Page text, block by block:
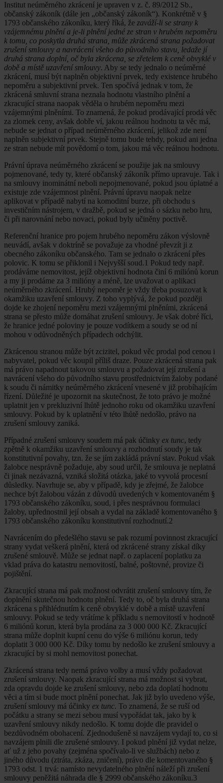
Institut neúměrného zkrácení je upraven v z. č. 89/2012 Sb.,
občanský zákoník (dále jen „občanský zákoník“). Konkrétně v §
1793 občanského zákoníku, který říká, že zaváží-li se strany k
vzájemnému plnění a je-li plnění jedné ze stran v hrubém nepoměru
k tomu, co poskytla druhá strana, může zkrácená strana požadovat
zrušení smlouvy a navrácení všeho do původního stavu, ledaže jí
druhá strana doplní, oč byla zkrácena, se zřetelem k ceně obvyklé v
době a místě uzavření smlouvy. Aby se tedy jednalo o neúměrné
zkrácení, musí být naplněn objektivní prvek, tedy existence hrubého
nepoměru a subjektivní prvek. Ten spočívá jednak v tom, že
zkrácená smluvní strana neznala hodnotu vlastního plnění a
zkracující strana naopak věděla o hrubém nepoměru mezi
vzájemnými plněními. To znamená, že pokud prodávající prodá věc
za zlomek ceny, avšak dobře ví, jakou reálnou hodnotu ta věc má,
nebude se jednat o případ neúměrného zkrácení, jelikož zde není
naplněn subjektivní prvek. Stejně tomu bude tehdy, pokud ani jedna
ze stran nebude mít povědomí o tom, jakou má věc reálnou hodnotu.
Právní úprava neúměrného zkrácení se použije jak na smlouvy
pojmenované, tedy ty, které občanský zákoník přímo upravuje. Tak i
na smlouvy inominátní neboli nepojmenované, pokud jsou úplatné a
existuje zde vzájemnost plnění. Právní úpravu naopak nelze
aplikovat v případě nabytí na komoditní burze, při obchodu s
investičním nástrojem, v dražbě, pokud se jedná o sázku nebo hru,
či při narovnání nebo novaci, pokud byly učiněny poctivě.
Referenční hranice pro pojem hrubého nepoměru zákon výslovně
neuvádí, avšak v doktríně se považuje za vhodné převzít ji z
obecného zákoníku občanského. Tam se jednalo o zkrácení přes
polovic. K tomu se přiklonil i Nejvyšší soud.1 Pokud tedy např.
prodáváme nemovitost, jejíž objektivní hodnota činí 6 miliónů korun
a my ji prodáme za 3 milióny a méně, lze uvažovat o aplikaci
neúměrného zkrácení. Hrubý nepoměr je vždy třeba posuzovat k
okamžiku uzavření smlouvy. Z toho vyplývá, že pokud později
dojde ke zhojení nepoměru mezi vzájemnými plněními, zkrácená
strana se přesto může domáhat zrušení smlouvy. Je však dobré říci,
že hranice jedné poloviny je pouze vodítkem a soudy se od ní
mohou v odůvodněných případech odchýlit.
Zkrácenou stranou může být zcizitel, pokud věc prodal pod cenou i
nabyvatel, pokud věc koupil příliš draze. Pouze zkrácená strana pak
má právo napadnout takovou smlouvu a požadovat její zrušení a
navrácení všeho do původního stavu prostřednictvím žaloby podané
k soudu či námitky neúměrného zkrácení vnesené v již probíhajícím
řízení. Důležité je upozornit na skutečnost, že toto právo je možné
uplatnit jen v prekluzivní lhůtě jednoho roku od okamžiku uzavření
smlouvy. Pokud by k uplatnění v této lhůtě nedošlo, právo na
zrušení smlouvy zaniká.
Případné zrušení smlouvy soudem má pak účinky ex tunc, tedy
zpětně k okamžiku uzavření smlouvy a rozhodnutí soudy je tak
konstitutivní povahy, tzn. že se jím zakládá právní stav. Pokud však
žalobce nesprávně požaduje, aby soud určil, že smlouva je neplatná
či jinak nezávazná, vzniká složitá otázka, jaké to vyvolá procesní
důsledky. Navrhuje se, aby v případě, kdy je zřejmé, že žalobce
nechce být žalobou vázán z důvodů uvedených v komentovaném §
1793 občanského zákoníku, soud, i přes nesprávnou formulaci
žaloby, upřednostnil její obsah a vydal na základě komentovaného §
1793 občanského zákoníku konstitutivní rozhodnutí.2
Navrácením do předešlého stavu se pak rozumí povinnost zkracující
strany vydat veškerá plnění, která od zkrácené strany získal díky
zrušené smlouvě. Může se jednat např. o zaplacení poplatku za
vklad práva do katastru nemovitostí, balné, poštovné, provize či
pojištění.
Zkracující strana má pak možnost odvrátit zrušení smlouvy tím, že
doplnění skutečnou hodnotu plnění. Tedy to, oč byla druhá strana
zkrácena s přihlédnutím k ceně obvyklé v době a místě uzavření
smlouvy. Pokud se tedy vrátíme k příkladu s nemovitostí v hodnotě
6 miliónů korun, která byla prodána za 3 000 000 Kč. Zkracující
strana může doplnit kupní cenu do výše 6 miliónu korun, tedy
doplatit 3 000 000 Kč. Díky tomu by nedošlo ke zrušení smlouvy a
zkracující by si mohl nemovitost ponechat.
Zkrácená strana tedy nemá právo volby a musí vždy požadovat
zrušení smlouvy. Naopak zkracující strana má možnost si vybrat,
zda opravdu dojde ke zrušení smlouvy, nebo zda doplatí hodnotu
věci a tím si bude moct plnění ponechat. Jak již bylo uvedeno výše,
zrušení smlouvy má účinky ex tunc. To znamená, že se ruší od
počátku a strany se mezi sebou musí vypořádat tak, jako by k
uzavření smlouvy nikdy nedošlo. K tomu dojde dle pravidel o
bezdůvodném obohacení. Zjednodušeně si navzájem vydají to, co si
navzájem plnili dle zrušené smlouvy. I pokud plnění již vydat nelze,
ať už z jeho povahy (zejména spočívalo-li ve službách) nebo z
jiného důvodu (ztráta, zkáza, zničení), právo dle komentovaného §
1793 odst. 1 trvá: namísto nevydatelného plnění náleží při zrušení
smlouvy peněžitá náhrada dle § 2999 občanského zákoníku.3